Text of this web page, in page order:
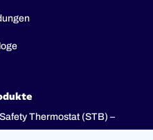
Thermostat (STB) –